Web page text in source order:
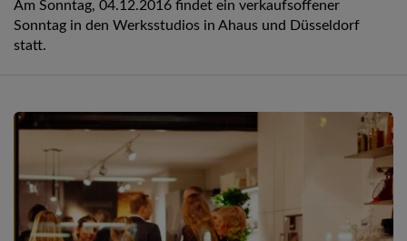
Am Sonntag, 04.12.2016 findet ein verkaufsoffener
Sonntag in den Werksstudios in Ahaus und Düsseldorf
statt.